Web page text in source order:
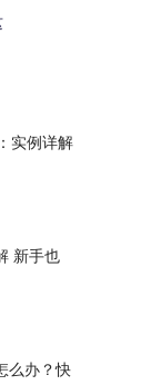
实例详解
新手也
么办？快